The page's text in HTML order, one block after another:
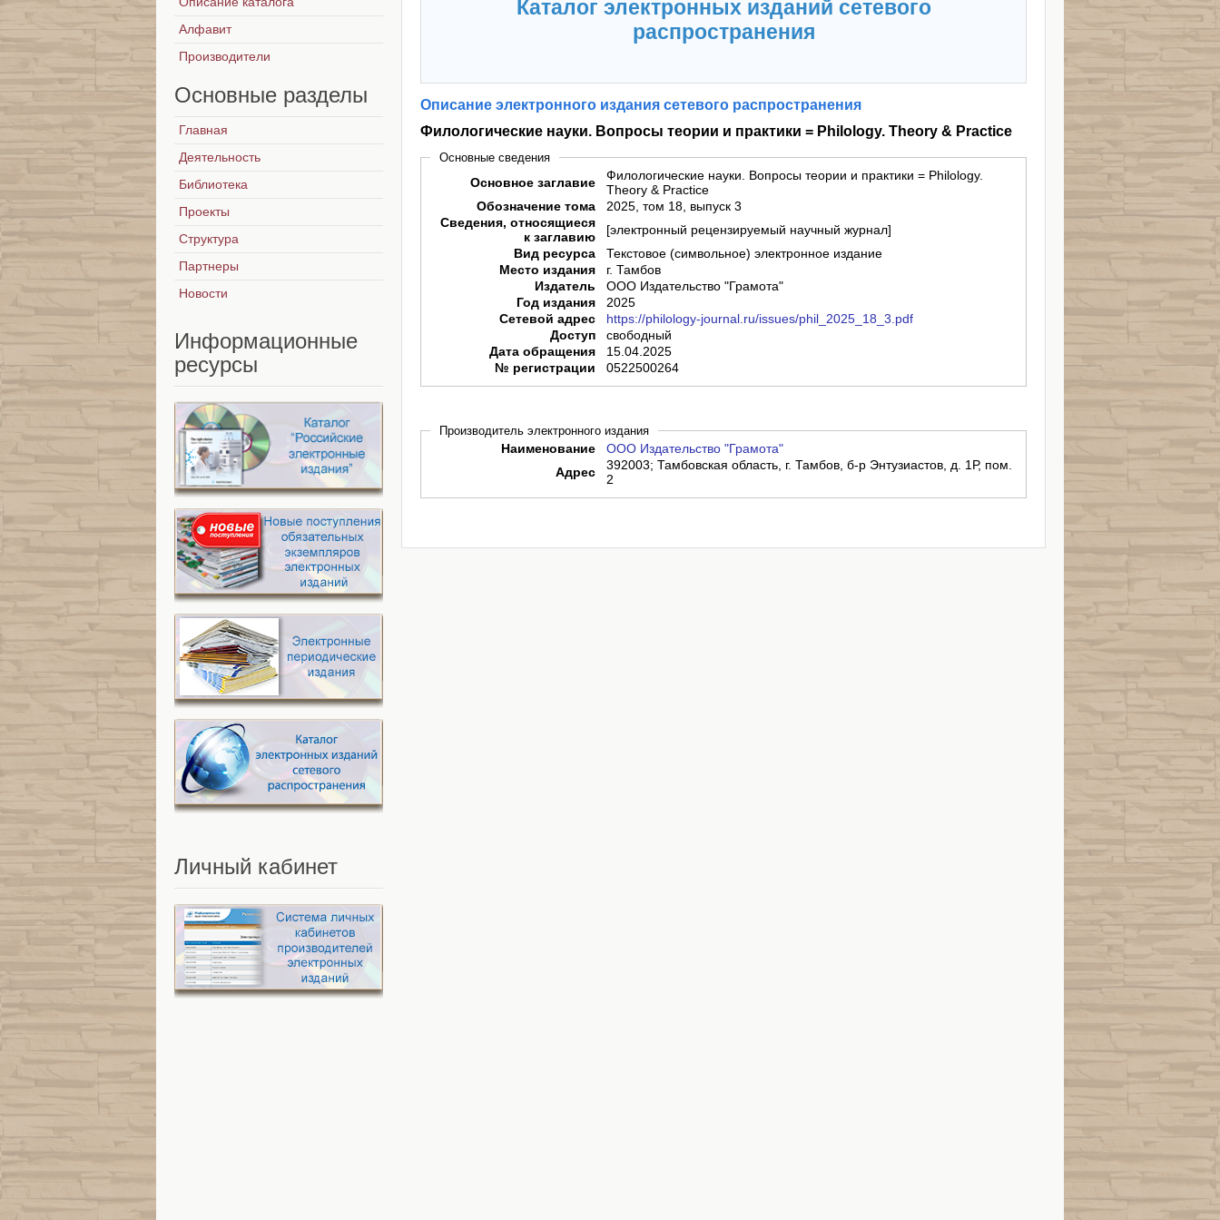
Каталог электронных изданий сетевого
распространения
Описание электронного издания сетевого распространения
Филологические науки. Вопросы теории и практики = Philology. Theory & Practice
Основные сведения
Основное заглавие
Филологические науки. Вопросы теории и практики = Philology.
Theory & Practice
Обозначение тома
2025, том 18, выпуск 3
Сведения, относящиеся
к заглавию
[электронный рецензируемый научный журнал]
Вид ресурса
Текстовое (символьное) электронное издание
Место издания
г. Тамбов
Издатель
ООО Издательство "Грамота"
Год издания
2025
Сетевой адрес
https://philology-journal.ru/issues/phil_2025_18_3.pdf
Доступ
свободный
Дата обращения
15.04.2025
№ регистрации
0522500264
Производитель электронного издания
Наименование
ООО Издательство "Грамота"
Адрес
392003; Тамбовская область, г. Тамбов, б-р Энтузиастов, д. 1Р, пом.
2
Алфавит
Производители
Основные разделы
Главная
Деятельность
Библиотека
Проекты
Структура
Партнеры
Новости
Информационные
ресурсы
Личный кабинет